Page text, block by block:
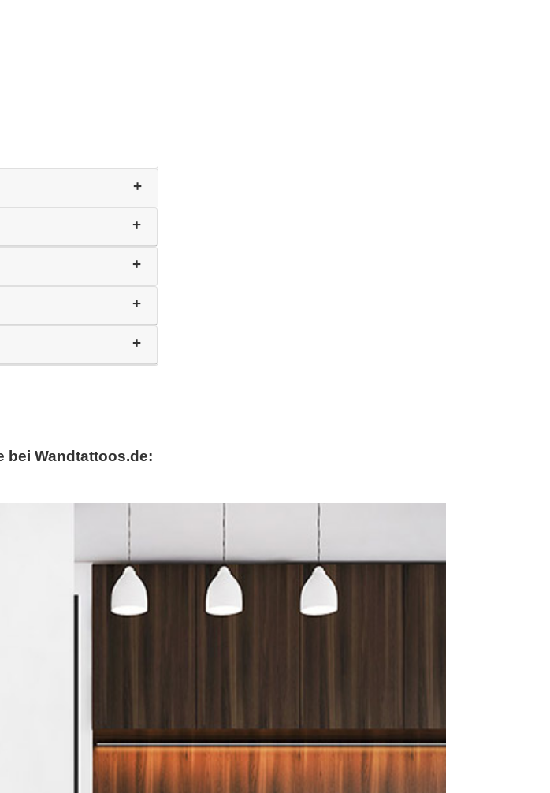
bei Wandtattoos.de: